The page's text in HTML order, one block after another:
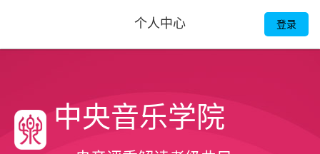
个人中心 登录
中央音乐学院